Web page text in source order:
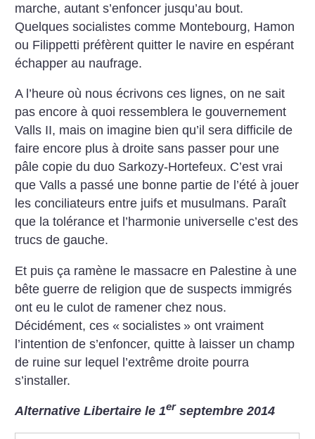
marche, autant s’enfoncer jusqu’au bout.
Quelques socialistes comme Montebourg, Hamon
ou Filippetti préfèrent quitter le navire en espérant
échapper au naufrage.
A l’heure où nous écrivons ces lignes, on ne sait
pas encore à quoi ressemblera le gouvernement
Valls II, mais on imagine bien qu’il sera difficile de
faire encore plus à droite sans passer pour une
pâle copie du duo Sarkozy-Hortefeux. C’est vrai
que Valls a passé une bonne partie de l’été à jouer
les conciliateurs entre juifs et musulmans. Paraît
que la tolérance et l’harmonie universelle c’est des
trucs de gauche.
Et puis ça ramène le massacre en Palestine à une
bête guerre de religion que de suspects immigrés
ont eu le culot de ramener chez nous.
Décidément, ces « socialistes » ont vraiment
l’intention de s’enfoncer, quitte à laisser un champ
de ruine sur lequel l’extrême droite pourra
s’installer.
Alternative Libertaire le 1er septembre 2014